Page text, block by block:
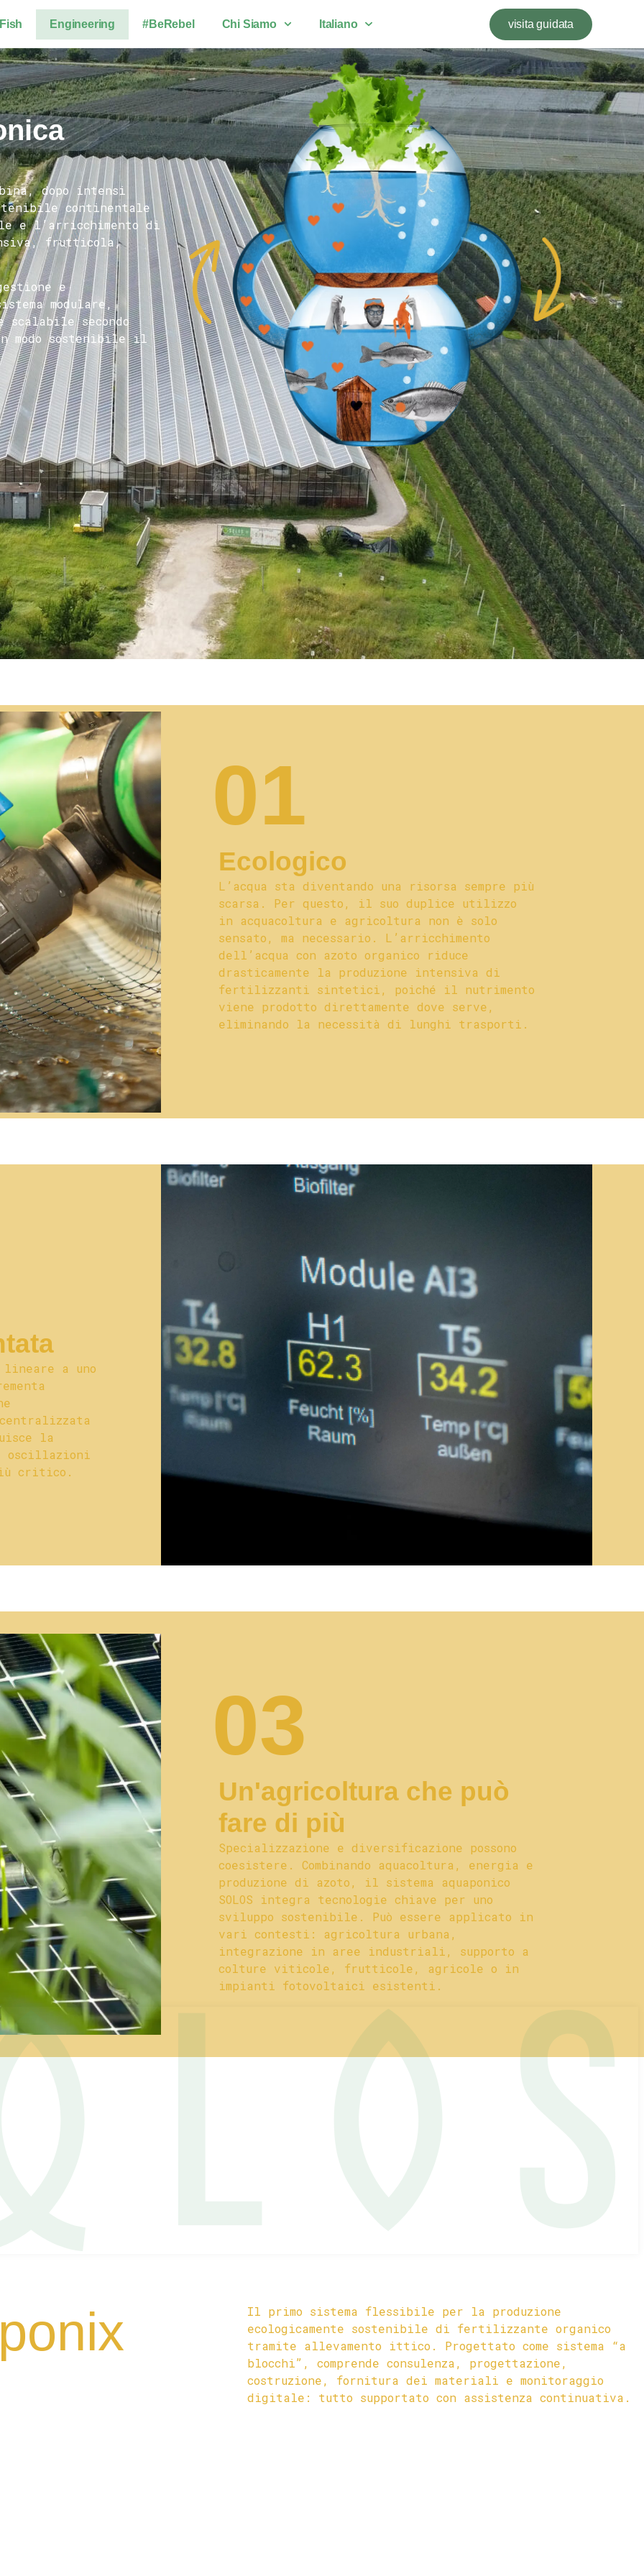
Fish Engineering #BeRebel Chi Siamo Italiano visita guidata
dopo intensi
continentale
e l’arricchimento di
frutticola,
e
modulare,
scalabile secondo
modo sostenibile il
01
Ecologico
L’acqua sta diventando una risorsa sempre più
scarsa. Per questo, il suo duplice utilizzo
in acquacoltura e agricoltura non è solo
sensato, ma necessario. L’arricchimento
dell’acqua con azoto organico riduce
drasticamente la produzione intensiva di
fertilizzanti sintetici, poiché il nutrimento
viene prodotto direttamente dove serve,
eliminando la necessità di lunghi trasporti.
a uno
la
oscillazioni
critico.
03
Un'agricoltura che può
fare di più
Specializzazione e diversificazione possono
coesistere. Combinando aquacoltura, energia e
produzione di azoto, il sistema aquaponico
SOLOS integra tecnologie chiave per uno
sviluppo sostenibile. Può essere applicato in
vari contesti: agricoltura urbana,
integrazione in aree industriali, supporto a
colture viticole, frutticole, agricole o in
impianti fotovoltaici esistenti.
Il primo sistema flessibile per la produzione
ecologicamente sostenibile di fertilizzante organico
tramite allevamento ittico. Progettato come sistema “a
blocchi”, comprende consulenza, progettazione,
costruzione, fornitura dei materiali e monitoraggio
digitale: tutto supportato con assistenza continuativa.